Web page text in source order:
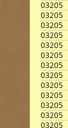
03205
03205
03205
03205
03205
03205
03205
03205
03205
03205
03205
03205
03205